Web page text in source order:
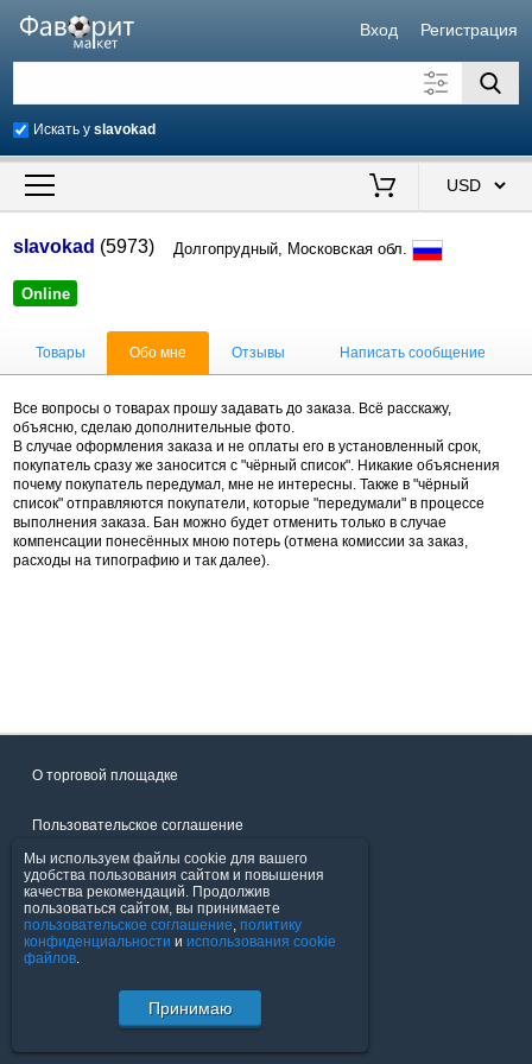
Вход Регистрация
Искать уslavokad
Искать также в описании
Продавец
slavokad (5973) Долгопрудный, Московская обл.
Online
Товары Обо мне Отзывы Написать сообщение
Все вопросы о товарах прошу задавать до заказа. Всё расскажу,
объясню, сделаю дополнительные фото.
В случае оформления заказа и не оплаты его в установленный срок,
покупатель сразу же заносится с "чёрный список". Никакие объяснения
почему покупатель передумал, мне не интересны. Также в "чёрный
список" отправляются покупатели, которые "передумали" в процессе
выполнения заказа. Бан можно будет отменить только в случае
компенсации понесённых мною потерь (отмена комиссии за заказ,
расходы на типографию и так далее).
О торговой площадке
Пользовательское соглашение
Политика конфиденциальности
Продавцы
© FavoritMarket.com
Мы используем файлы cookie для вашего
удобства пользования сайтом и повышения
качества рекомендаций. Продолжив
пользоваться сайтом, вы принимаете
пользовательское соглашение, политику
конфиденциальности и использования cookie
файлов.
Принимаю